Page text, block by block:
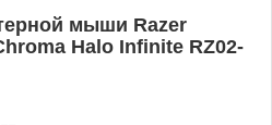
мыши Razer
Halo Infinite RZ02-